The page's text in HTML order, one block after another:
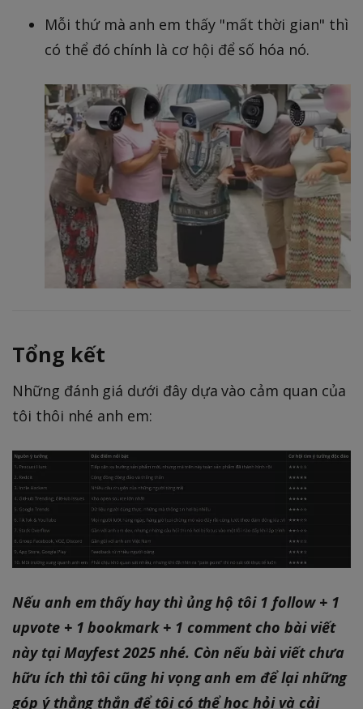
Mỗi thứ mà anh em thấy "mất thời gian" thì
có thể đó chính là cơ hội để số hóa nó.
Tổng kết
Những đánh giá dưới đây dựa vào cảm quan của
tôi thôi nhé anh em:
Nếu anh em thấy hay thì ủng hộ tôi 1 follow + 1
upvote + 1 bookmark + 1 comment cho bài viết
này tại Mayfest 2025 nhé. Còn nếu bài viết chưa
hữu ích thì tôi cũng hi vọng anh em để lại những
góp ý thẳng thắn để tôi có thể học hỏi và cải